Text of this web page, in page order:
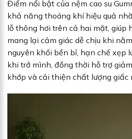
Điểm nổi bật của nệm cao su
khả năng thoáng khí hiệu quả
lỗ thông hơi trên cả hai mặt, giúp
mang lại cảm giác dễ chịu khi
nguyên khối bền bỉ, hạn chế xẹp
khi trở mình, đồng thời hỗ trợ
khớp và cải thiện chất lượng giấc